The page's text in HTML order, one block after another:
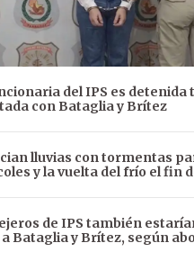
del IPS es detenida
con Bataglia y Brítez
lluvias con tormentas
y la vuelta del frío el fin
de IPS también
Bataglia y Brítez, según